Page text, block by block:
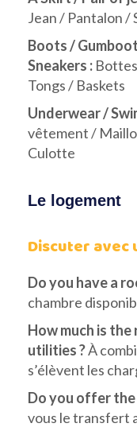
Jean / Pantalon /
Boots /
Sneakers :
Tongs / Baskets
Underwear /
vêtement /
Culotte
Le logement
Discuter
Do you have a
chambre
How much is the
utilities ?À
s’élèvent les
Do you offer
vous le transfert